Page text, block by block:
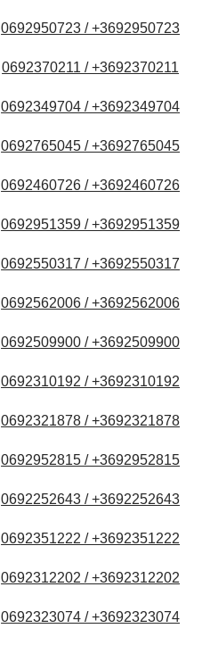
0692950723 / +3692950723
0692370211 / +3692370211
0692349704 / +3692349704
0692765045 / +3692765045
0692460726 / +3692460726
0692951359 / +3692951359
0692550317 / +3692550317
0692562006 / +3692562006
0692509900 / +3692509900
0692310192 / +3692310192
0692321878 / +3692321878
0692952815 / +3692952815
0692252643 / +3692252643
0692351222 / +3692351222
0692312202 / +3692312202
0692323074 / +3692323074